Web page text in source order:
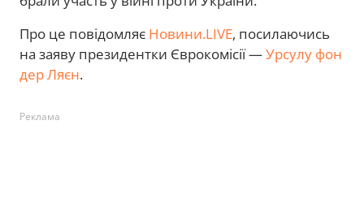
Про це повідомляє Новини.LIVE, посилаючись
на заяву президентки Єврокомісії —Урсулу фон
дер Ляєн.
Реклама